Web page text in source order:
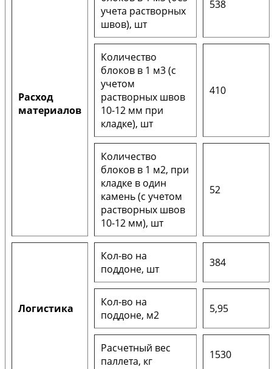
Расход
материалов
учета растворных
швов), шт
538
Количество
блоков в 1 м3 (с
учетом
растворных швов
10-12 мм при
кладке), шт
410
Количество
блоков в 1 м2, при
кладке в один
камень (с учетом
растворных швов
10-12 мм), шт
52
Логистика
Кол-во на
поддоне, шт
384
Кол-во на
поддоне, м2
5,95
Расчетный вес
паллета, кг
1530